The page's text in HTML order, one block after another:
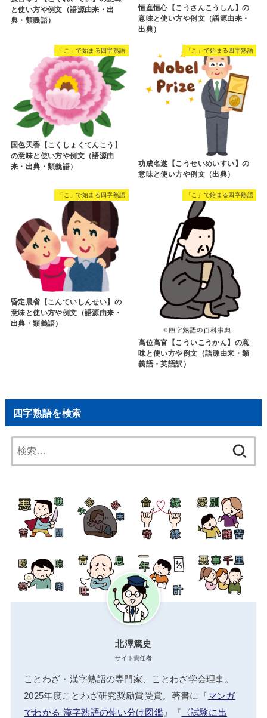
と使い方や例文（語源由来・出
典・類義語）
恒産恒心【こうさんこうしん】の
意味と使い方や例文（語源由来・
出典）
「こ」で始まる四字熟語
国色天香【こくしょくてんこう】
の意味と使い方や例文（語源由
来・出典・類義語）
「こ」で始まる四字熟語
功成名遂【こうせいめいすい】の
意味と使い方や例文（出典）
「こ」で始まる四字熟語
昏定晨省【こんていしんせい】の
意味と使い方や例文（語源由来・
出典・類義語）
「こ」で始まる四字熟語
高位高官【こういこうかん】の意
味と使い方や例文（語源由来・類
義語・英語訳）
四字熟語を検索
索:
北澤篤史
サイト責任者
ことわざ・漢字熟語の専門家、ことわざ学会理事。
2025年度ことわざ研究奨励賞受賞。著書に『マンガ
でわかる 漢字熟語の使い分け図鑑』『 〈試験に出